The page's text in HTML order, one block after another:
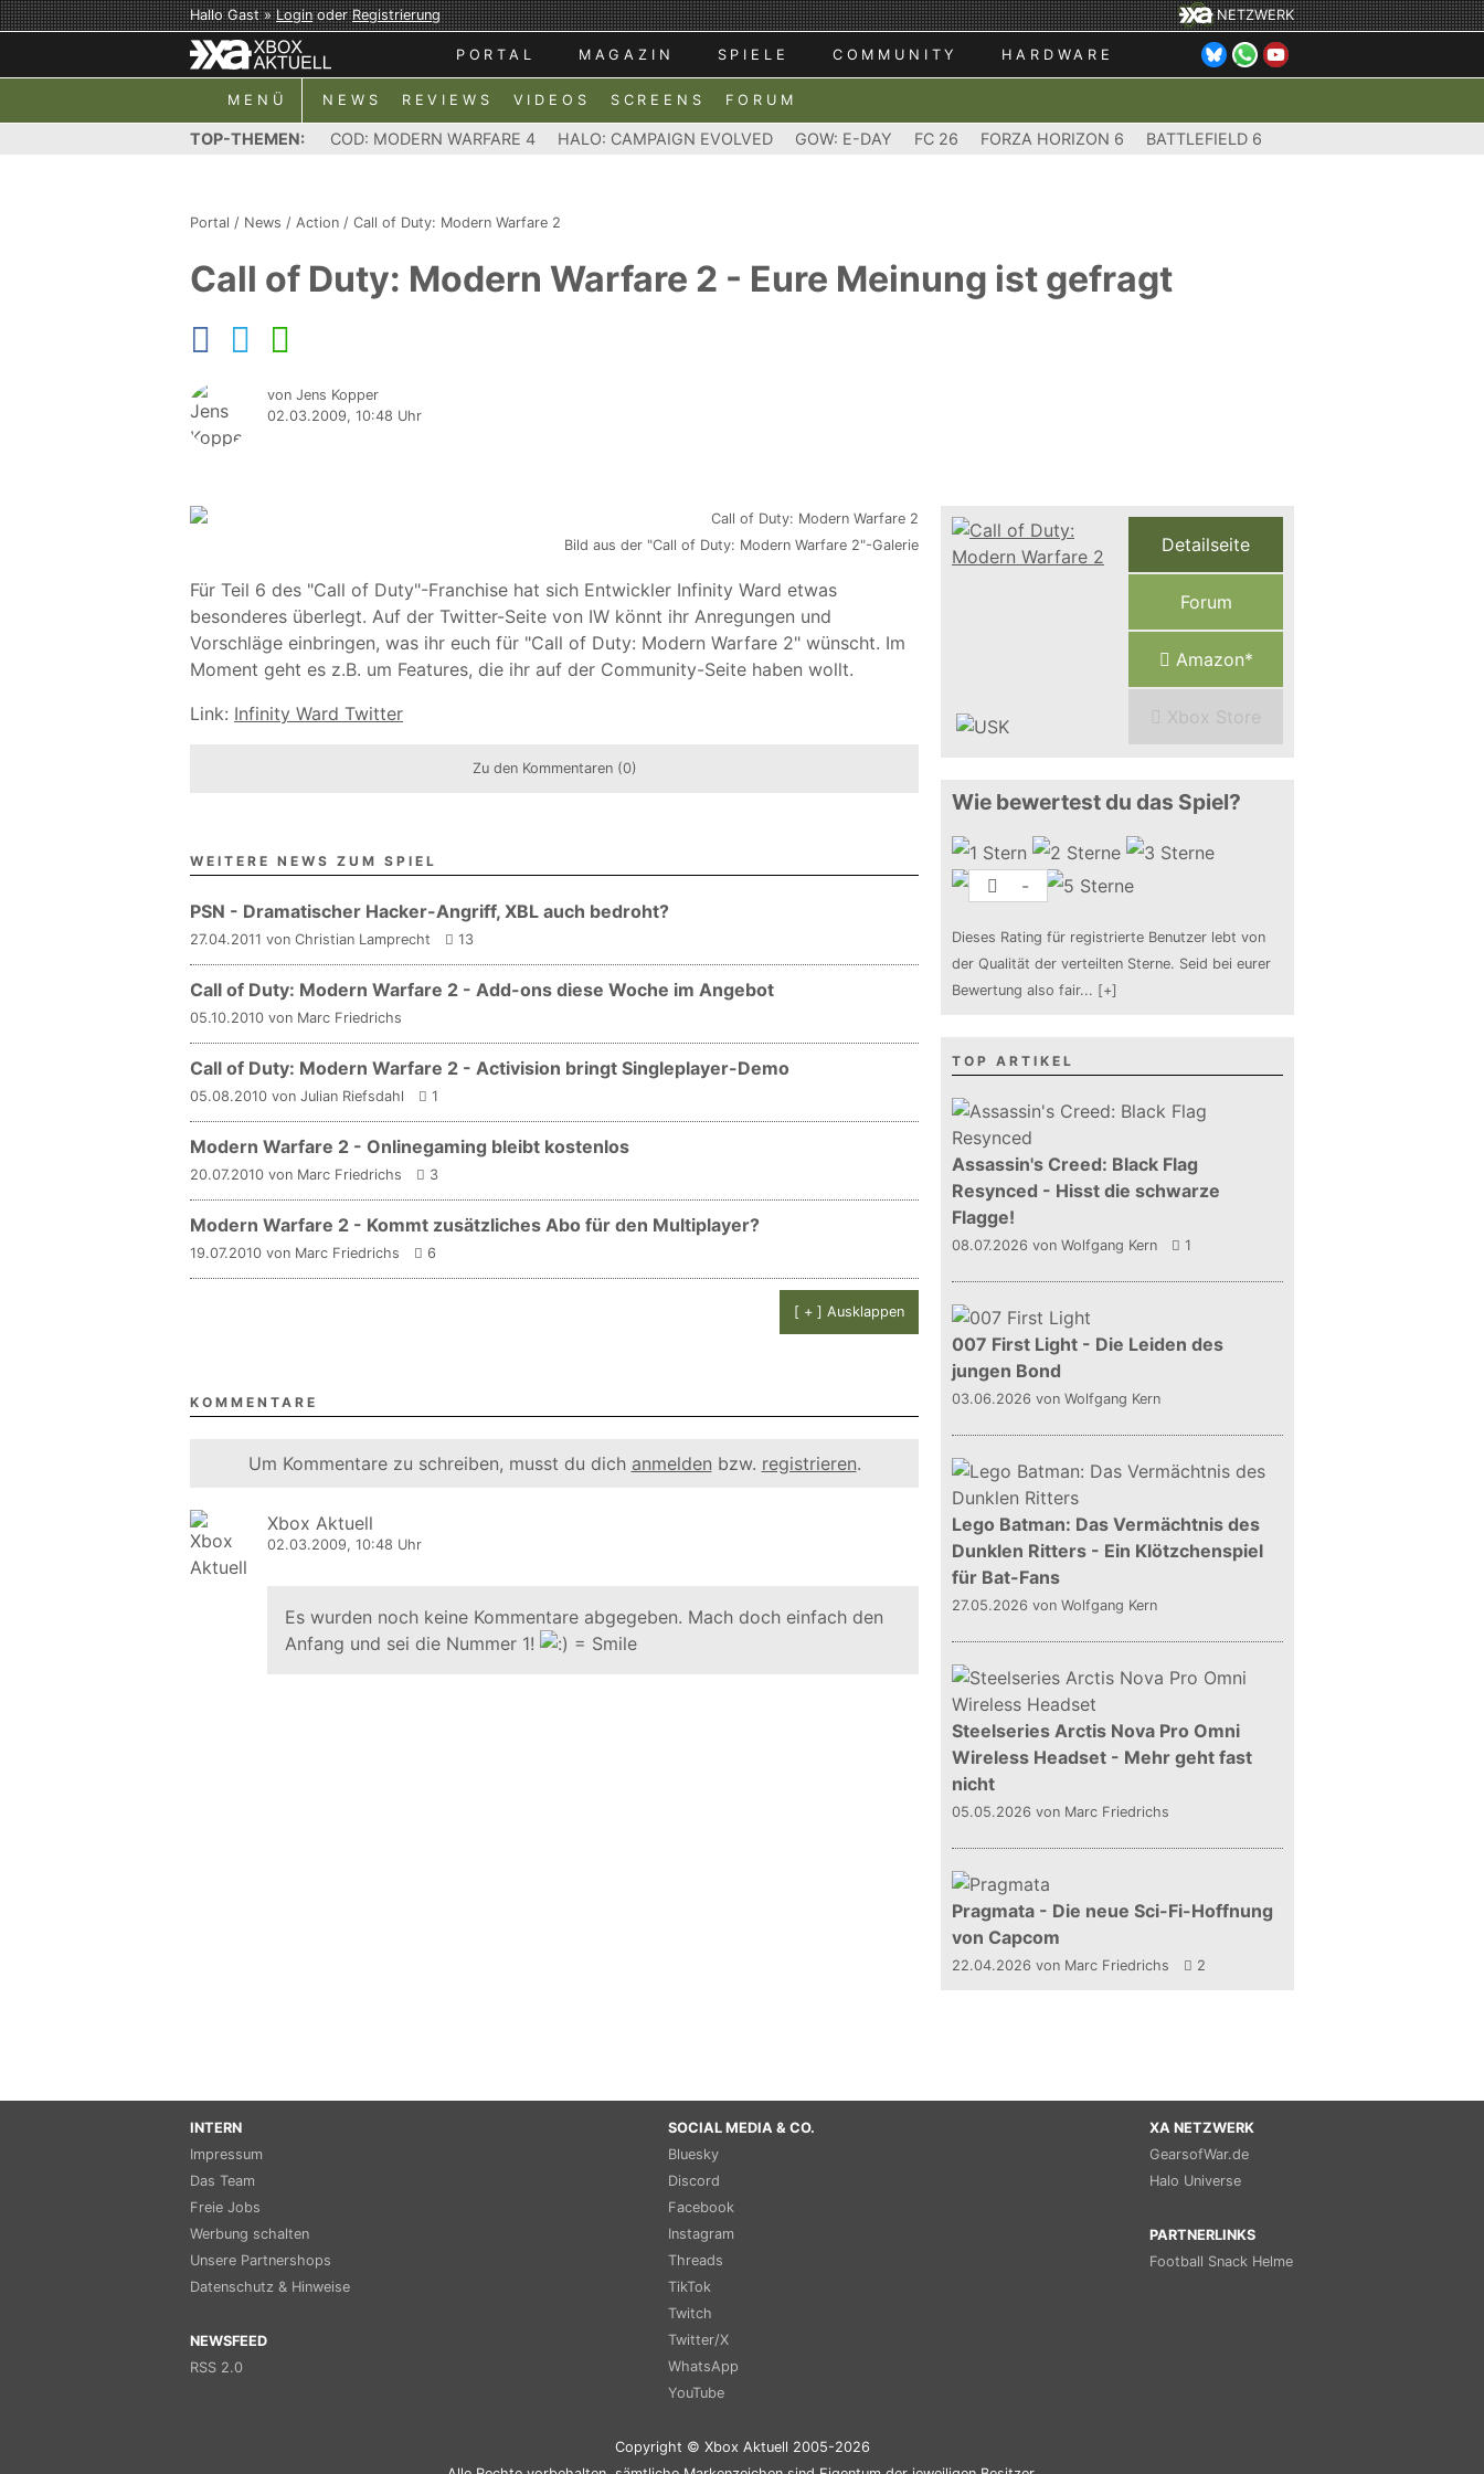
Hallo Gast »LoginoderRegistrierung NETZWERK
PORTAL MAGAZIN SPIELE COMMUNITY HARDWARE
MENÜ NEWS REVIEWS VIDEOS SCREENS FORUM
TOP-THEMEN: COD: MODERN WARFARE 4 HALO: CAMPAIGN EVOLVED GOW: E-DAY FC 26 FORZA HORIZON 6 BATTLEFIELD 6
Portal / News / Action / Call of Duty: Modern Warfare 2
Call of Duty: Modern Warfare 2 - Eure Meinung ist gefragt
von Jens Kopper
02.03.2009, 10:48 Uhr
Bild aus der "Call of Duty: Modern Warfare 2"-Galerie
Für Teil 6 des "Call of Duty"-Franchise hat sich Entwickler Infinity Ward etwas
besonderes überlegt. Auf der Twitter-Seite von IW könnt ihr Anregungen und
Vorschläge einbringen, was ihr euch für "Call of Duty: Modern Warfare 2" wünscht. Im
Moment geht es z.B. um Features, die ihr auf der Community-Seite haben wollt.
Link: Infinity Ward Twitter
Zu den Kommentaren (0)
WEITERE NEWS ZUM SPIEL
PSN - Dramatischer Hacker-Angriff, XBL auch bedroht?
27.04.2011 von Christian Lamprecht 13
Call of Duty: Modern Warfare 2 - Add-ons diese Woche im Angebot
05.10.2010 von Marc Friedrichs
Call of Duty: Modern Warfare 2 - Activision bringt Singleplayer-Demo
05.08.2010 von Julian Riefsdahl 1
Modern Warfare 2 - Onlinegaming bleibt kostenlos
20.07.2010 von Marc Friedrichs 3
Modern Warfare 2 - Kommt zusätzliches Abo für den Multiplayer?
19.07.2010 von Marc Friedrichs 6
[ + ] Ausklappen
KOMMENTARE
Um Kommentare zu schreiben, musst du dich anmelden bzw. registrieren.
Xbox Aktuell
02.03.2009, 10:48 Uhr
Es wurden noch keine Kommentare abgegeben. Mach doch einfach den
Anfang und sei die Nummer 1!
Detailseite
Forum
Amazon*
Xbox Store
Wie bewertest du das Spiel?
-
Dieses Rating für registrierte Benutzer lebt von
der Qualität der verteilten Sterne. Seid bei eurer
Bewertung also fair... [+]
TOP ARTIKEL
Assassin's Creed: Black Flag
Resynced - Hisst die schwarze
Flagge!
08.07.2026 von Wolfgang Kern 1
007 First Light - Die Leiden des
jungen Bond
03.06.2026 von Wolfgang Kern
Lego Batman: Das Vermächtnis des
Dunklen Ritters - Ein Klötzchenspiel
für Bat-Fans
27.05.2026 von Wolfgang Kern
Steelseries Arctis Nova Pro Omni
Wireless Headset - Mehr geht fast
nicht
05.05.2026 von Marc Friedrichs
Pragmata - Die neue Sci-Fi-Hoffnung
von Capcom
22.04.2026 von Marc Friedrichs 2
INTERN
Impressum
Das Team
Freie Jobs
Werbung schalten
Unsere Partnershops
Datenschutz & Hinweise
NEWSFEED
RSS 2.0
SOCIAL MEDIA & CO.
Bluesky
Discord
Facebook
Instagram
Threads
TikTok
Twitch
Twitter/X
WhatsApp
YouTube
XA NETZWERK
GearsofWar.de
Halo Universe
PARTNERLINKS
Football Snack Helme
Copyright © Xbox Aktuell 2005-2026